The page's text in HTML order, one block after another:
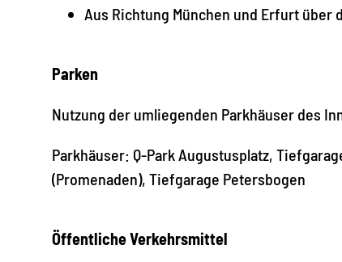
Aus Richtung München und Erfurt
Parken
Nutzung der umliegenden Parkhäuser des
Parkhäuser: Q-Park Augustusplatz,
(Promenaden), Tiefgarage Petersbogen
Öffentliche Verkehrsmittel